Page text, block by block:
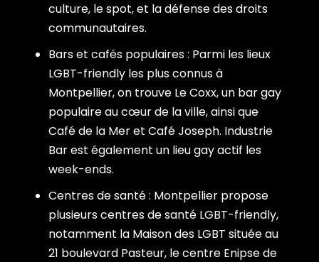
culture, le spot, et la défense des droits
communautaires.
Bars et cafés populaires : Parmi les lieux
LGBT-friendly les plus connus à
Montpellier, on trouve Le Coxx, un bar gay
populaire au cœur de la ville, ainsi que
Café de la Mer et Café Joseph. Industrie
Bar est également un lieu gay actif les
week-ends.
Centres de santé : Montpellier propose
plusieurs centres de santé LGBT-friendly,
notamment la Maison des LGBT située au
21 boulevard Pasteur, le centre Enipse de